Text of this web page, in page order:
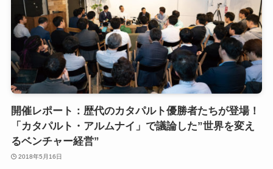
開催レポート：歴代のカタパルト優勝者たちが登場！
「カタパルト・アルムナイ」で議論した”世界を変え
るベンチャー経営”
2018年5月16日